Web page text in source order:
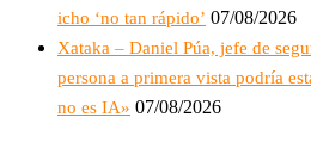
icho ‘no tan rápido’ 07/08/2026
Xataka – Daniel Púa, jefe de
persona a primera vista podría
no es IA» 07/08/2026